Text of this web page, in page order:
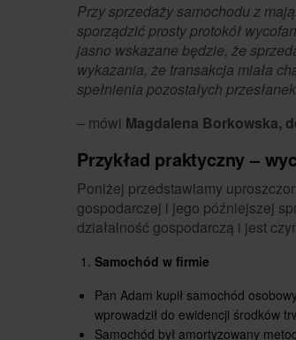
Przy sprzedaży samochodu z
sporządzić prosty protokół
jasno wskazane będzie, że
wykazania, że transakcja miała
spełnienia pozostałych
– mówi Magdalena Borkowska,
Przykład praktyczny –
Poniżej przedstawiamy
gospodarczej i jego późniejszej
działalność gospodarczą i jest
Samochód w firmie
Pan Adam kupił samochód
wprowadził do ewidencji środków
Samochód był amortyzowany